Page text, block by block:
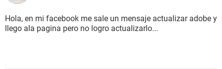
Hola, en mi facebook me sale un mensaje actualizar adobe y
llego ala pagina pero no logro actualizarlo...